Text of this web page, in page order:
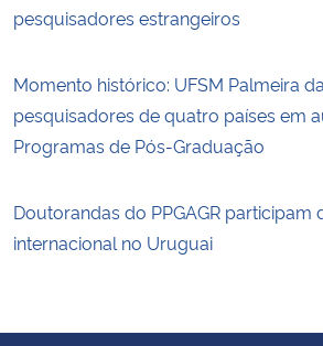
pesquisadores estrangeiros
Momento histórico: UFSM Palmeira
pesquisadores de quatro países em
Programas de Pós-Graduação
Doutorandas do PPGAGR participam
internacional no Uruguai